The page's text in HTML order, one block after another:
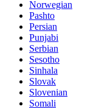
Norwegian
Pashto
Persian
Punjabi
Serbian
Sesotho
Sinhala
Slovak
Slovenian
Somali